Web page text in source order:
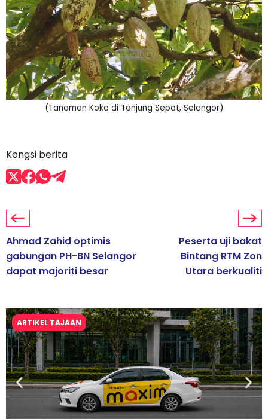
(Tanaman Koko di Tanjung Sepat, Selangor)
Kongsi berita
Ahmad Zahid optimis
gabungan PH-BN Selangor
dapat majoriti besar
Peserta uji bakat
Bintang RTM Zon
Utara berkualiti
ARTIKEL TAJAAN